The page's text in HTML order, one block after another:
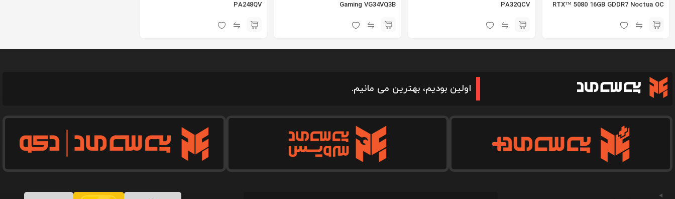
RTX™ 5080 16GB GDDR7 Noctua OC
PA32QCV
Gaming VG34VQ3B
PA248QV
اولین بودیم، بهترین می مانیم.